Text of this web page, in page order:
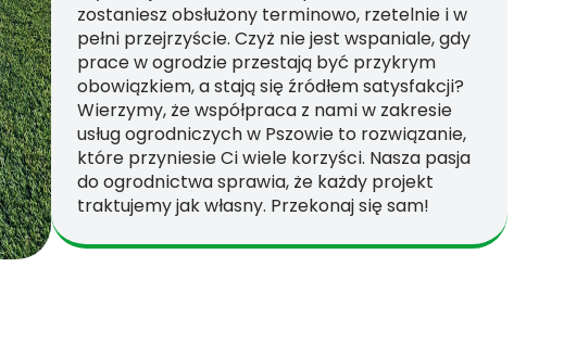
zostaniesz obsłużony terminowo, rzetelnie i w
pełni przejrzyście. Czyż nie jest wspaniale, gdy
prace w ogrodzie przestają być przykrym
obowiązkiem, a stają się źródłem satysfakcji?
Wierzymy, że współpraca z nami w zakresie
usług ogrodniczych w Pszowie to rozwiązanie,
które przyniesie Ci wiele korzyści. Nasza pasja
do ogrodnictwa sprawia, że każdy projekt
traktujemy jak własny. Przekonaj się sam!